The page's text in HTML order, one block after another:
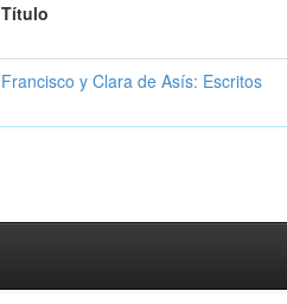
Título
Francisco y Clara de Asís: Escritos